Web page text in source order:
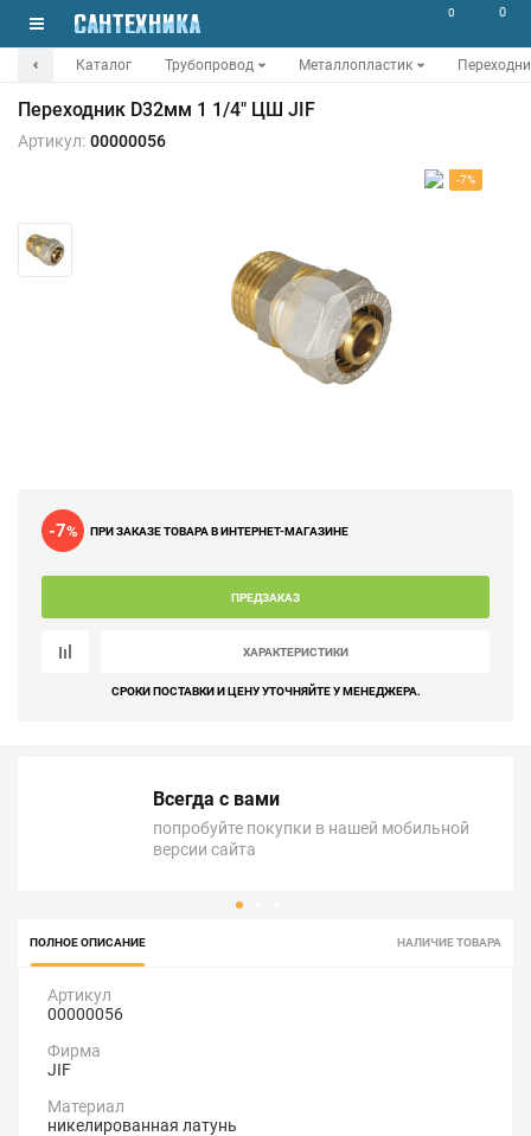
0 0
Каталог Трубопровод Металлопластик
Переходник D32мм 1 1/4" ЦШ JIF
Артикул: 00000056
-7%
-7% ПРИ ЗАКАЗЕ ТОВАРА В ИНТЕРНЕТ-МАГАЗИНЕ
ПРЕДЗАКАЗ
ХАРАКТЕРИСТИКИ
СРОКИ ПОСТАВКИ И ЦЕНУ УТОЧНЯЙТЕ У МЕНЕДЖЕРА.
Всегда с вами
попробуйте покупки в нашей мобильной
версии сайта
ПОЛНОЕ ОПИСАНИЕ НАЛИЧИЕ ТОВАРА
Артикул
00000056
Фирма
JIF
Материал
никелированная латунь